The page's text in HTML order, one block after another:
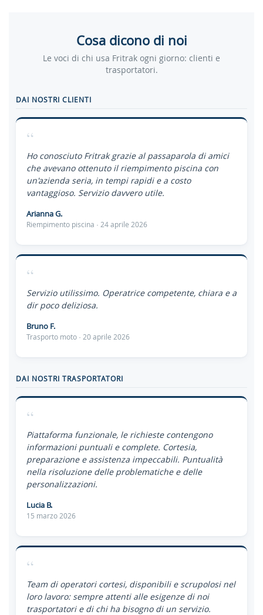
Cosa dicono di noi
Le voci di chi usa Fritrak ogni giorno: clienti e
trasportatori.
DAI NOSTRI CLIENTI
“
Ho conosciuto Fritrak grazie al passaparola di amici
che avevano ottenuto il riempimento piscina con
un'azienda seria, in tempi rapidi e a costo
vantaggioso. Servizio davvero utile.
Arianna G.
Riempimento piscina · 24 aprile 2026
“
Servizio utilissimo. Operatrice competente, chiara e a
dir poco deliziosa.
Bruno F.
Trasporto moto · 20 aprile 2026
DAI NOSTRI TRASPORTATORI
“
Piattaforma funzionale, le richieste contengono
informazioni puntuali e complete. Cortesia,
preparazione e assistenza impeccabili. Puntualità
nella risoluzione delle problematiche e delle
personalizzazioni.
Lucia B.
15 marzo 2026
“
Team di operatori cortesi, disponibili e scrupolosi nel
loro lavoro: sempre attenti alle esigenze di noi
trasportatori e di chi ha bisogno di un servizio.